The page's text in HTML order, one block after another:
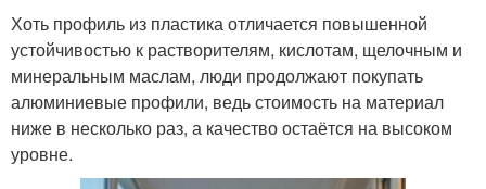
Хоть профиль из пластика отличается повышенной
устойчивостью к растворителям, кислотам, щелочным и
минеральным маслам, люди продолжают покупать
алюминиевые профили, ведь стоимость на материал
ниже в несколько раз, а качество остаётся на высоком
уровне.